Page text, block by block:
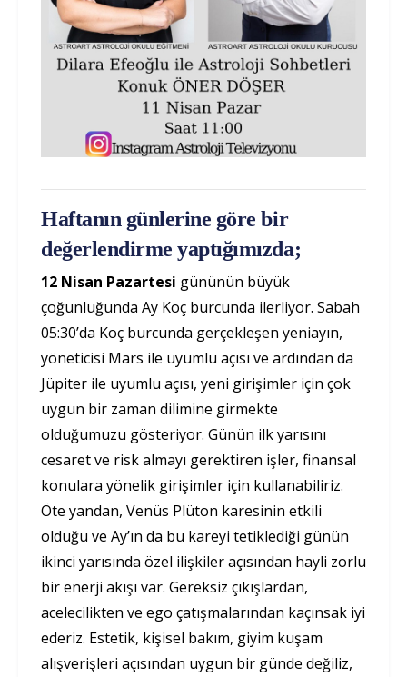
Haftanın günlerine göre bir
değerlendirme yaptığımızda;
12 Nisan Pazartesi gününün büyük
çoğunluğunda Ay Koç burcunda ilerliyor. Sabah
05:30’da Koç burcunda gerçekleşen yeniayın,
yöneticisi Mars ile uyumlu açısı ve ardından da
Jüpiter ile uyumlu açısı, yeni girişimler için çok
uygun bir zaman dilimine girmekte
olduğumuzu gösteriyor. Günün ilk yarısını
cesaret ve risk almayı gerektiren işler, finansal
konulara yönelik girişimler için kullanabiliriz.
Öte yandan, Venüs Plüton karesinin etkili
olduğu ve Ay’ın da bu kareyi tetiklediği günün
ikinci yarısında özel ilişkiler açısından hayli zorlu
bir enerji akışı var. Gereksiz çıkışlardan,
acelecilikten ve ego çatışmalarından kaçınsak iyi
ederiz. Estetik, kişisel bakım, giyim kuşam
alışverişleri açısından uygun bir günde değiliz,